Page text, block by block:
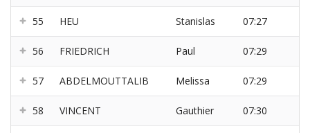
55 HEU Stanislas 07:27
56 FRIEDRICH Paul 07:29
57 ABDELMOUTTALIB Melissa 07:29
58 VINCENT Gauthier 07:30